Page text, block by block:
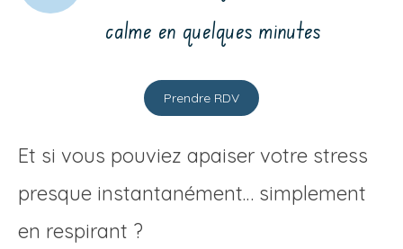
calme en quelques minutes
Prendre RDV
Et si vous pouviez apaiser votre stress
presque instantanément… simplement
en respirant ?